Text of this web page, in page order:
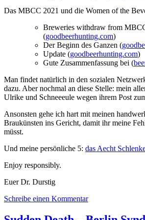
Das MBCC 2021 und die Women of the
Breweries withdraw from
(goodbeerhunting.com)
Der Beginn des Ganzen (
Update (goodbeerhunting.com)
Gute Zusammenfassung bei (
Man findet natürlich in den sozialen
dazu. Aber nochmal an diese Stelle: mein
Ulrike und Schneeeule wegen ihrem Post
Ansonsten gehe ich hart mit meinen
Braukünsten ins Gericht, damit ihr meine
müsst.
Und meine persönliche 5: das Aecht
Enjoy responsibly.
Euer Dr. Durstig
Schreibe einen Kommentarzu
aktuelle